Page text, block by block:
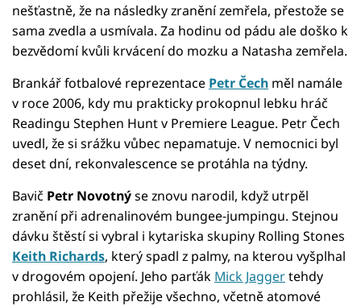
nešťastně, že na následky zranění zemřela, přestože se
sama zvedla a usmívala. Za hodinu od pádu ale doško k
bezvědomí kvůli krvácení do mozku a Natasha zemřela.
Brankář fotbalové reprezentace Petr Čech měl namále
v roce 2006, kdy mu prakticky prokopnul lebku hráč
Readingu Stephen Hunt v Premiere League. Petr Čech
uvedl, že si srážku vůbec nepamatuje. V nemocnici byl
deset dní, rekonvalescence se protáhla na týdny.
Bavič Petr Novotnýse znovu narodil, když utrpěl
zranění při adrenalinovém bungee-jumpingu. Stejnou
dávku štěstí si vybral i kytariska skupiny Rolling Stones
Keith Richards, který spadl z palmy, na kterou vyšplhal
v drogovém opojení. Jeho parťák Mick Jaggertehdy
prohlásil, že Keith přežije všechno, včetně atomové